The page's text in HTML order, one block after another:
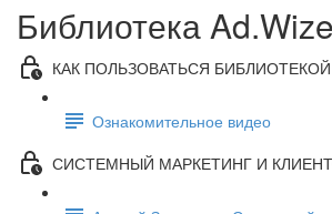
Библиотека Ad.Wize
КАК ПОЛЬЗОВАТЬСЯ БИБЛИОТЕКОЙ
Ознакомительное видео
СИСТЕМНЫЙ МАРКЕТИНГ И